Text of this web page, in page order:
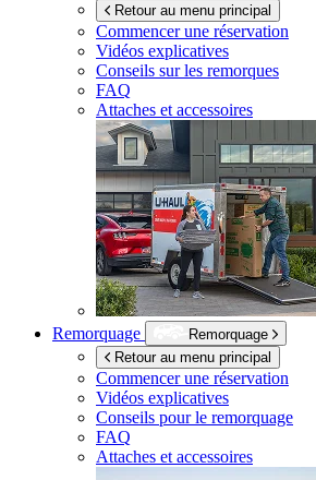
Retour au menu principal
Commencer une réservation
Vidéos explicatives
Conseils sur les remorques
FAQ
Attaches et accessoires
Remorquage
Remorquage
Retour au menu principal
Commencer une réservation
Vidéos explicatives
Conseils pour le remorquage
FAQ
Attaches et accessoires